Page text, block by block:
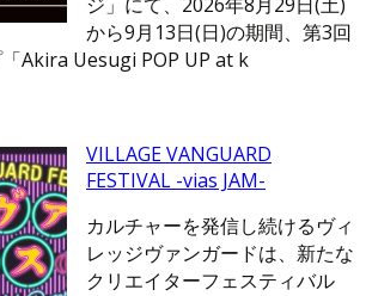
から9月13日(日)の期間、第3回
Akira Uesugi POP UP at k
VILLAGE VANGUARD
FESTIVAL -vias JAM-
カルチャーを発信し続けるヴィ
レッジヴァンガードは、新たな
クリエイターフェスティバル